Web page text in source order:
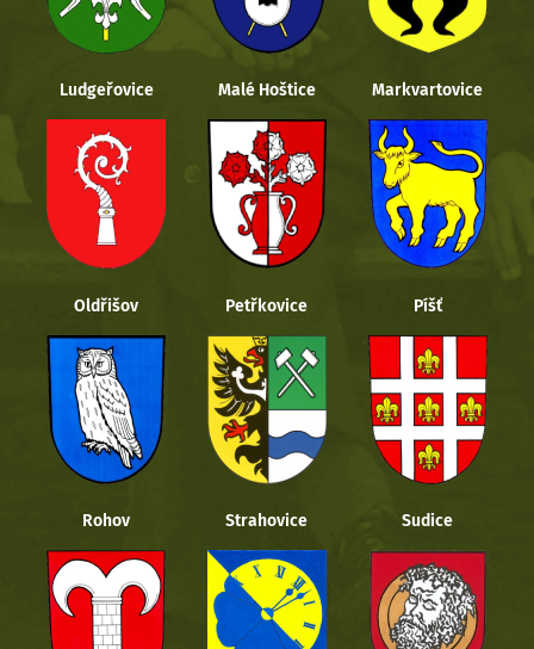
Ludgeřovice Malé Hoštice Markvartovice
Oldřišov Petřkovice Píšť
Rohov Strahovice Sudice